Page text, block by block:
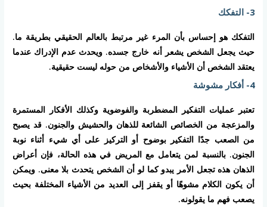
3- التفكك
التفكك هو إحساس بأن المرء غير مرتبط بالعالم الحقيقي بطريقة ما.
حيث يجعل الشخص يشعر أنه خارج جسده. ويحدث عدم الإدراك عندما
يعتقد الشخص أن الأشياء والأشخاص من حوله ليست حقيقية.
4- أفكار مشوشة
تعتبر عمليات التفكير المضطربة والفوضوية وكذلك الأفكار المستمرة
والمزعجة من الخصائص الشائعة للذهان والحشيش والجنون. قد يصبح
من الصعب جدًا التفكير بوضوح أو التركيز على أي شيء أثناء نوبة
الجنون. بالنسبة لمن يتعامل مع المريض في هذه الحالة، فإن أعراض
الذهان هذه تجعل الأمر يبدو كما لو أن الشخص يتحدث بلا معنى. ويمكن
أن يكون الكلام مشوهًا أو يقفز إلى العديد من الأشياء المختلفة بحيث
يصعب فهم ما يقولونه.